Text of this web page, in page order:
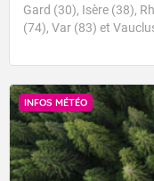
Gard (30), Isère (38),
(74), Var (83) et
INFOS MÉTÉO